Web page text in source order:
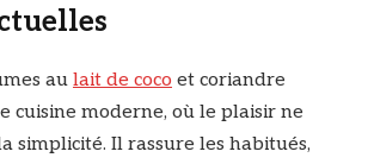
au lait de coco et coriandre
cuisine moderne, où le plaisir ne
simplicité. Il rassure les habitués,